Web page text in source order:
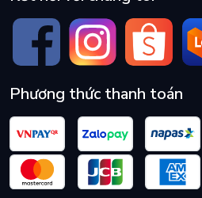
Phương thức thanh toán